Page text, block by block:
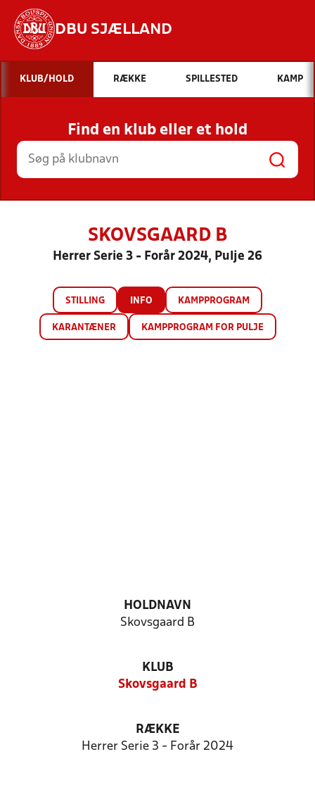
DBU SJÆLLAND
Hvad vil du søge efter?
INDHOLD OG NYHEDER
STILLINGER, RESULTATER, KLUBBER OG
HOLD
KLUB/HOLD RÆKKE SPILLESTED KAMP
Find en klub eller et hold
SKOVSGAARD B
Herrer Serie 3 - Forår 2024, Pulje 26
STILLING INFO KAMPPROGRAM
KARANTÆNER KAMPPROGRAM FOR PULJE
HOLDNAVN
Skovsgaard B
KLUB
Skovsgaard B
RÆKKE
Herrer Serie 3 - Forår 2024